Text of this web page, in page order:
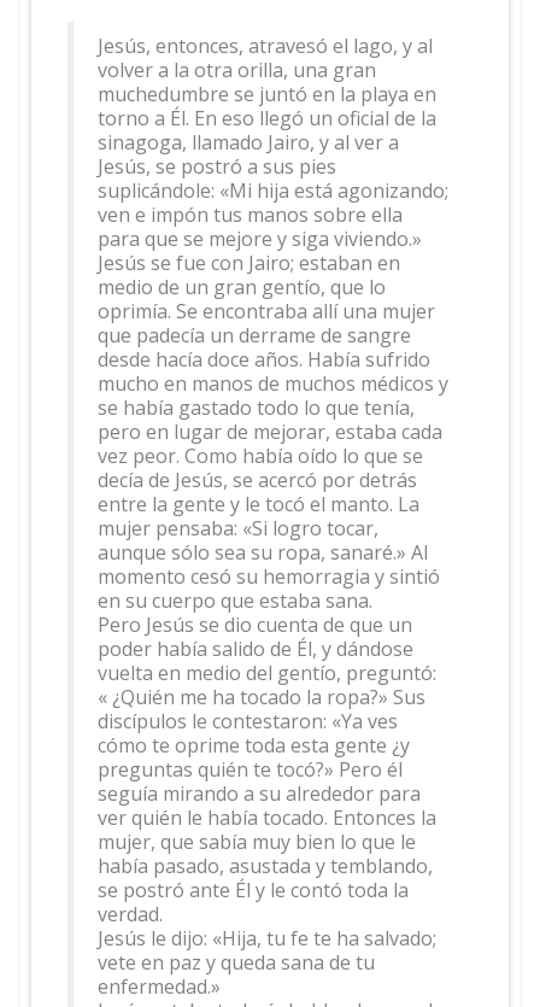
Jesús, entonces, atravesó el lago, y al
volver a la otra orilla, una gran
muchedumbre se juntó en la playa en
torno a Él. En eso llegó un oficial de la
sinagoga, llamado Jairo, y al ver a
Jesús, se postró a sus pies
suplicándole: «Mi hija está agonizando;
ven e impón tus manos sobre ella
para que se mejore y siga viviendo.»
Jesús se fue con Jairo; estaban en
medio de un gran gentío, que lo
oprimía. Se encontraba allí una mujer
que padecía un derrame de sangre
desde hacía doce años. Había sufrido
mucho en manos de muchos médicos y
se había gastado todo lo que tenía,
pero en lugar de mejorar, estaba cada
vez peor. Como había oído lo que se
decía de Jesús, se acercó por detrás
entre la gente y le tocó el manto. La
mujer pensaba: «Si logro tocar,
aunque sólo sea su ropa, sanaré.» Al
momento cesó su hemorragia y sintió
en su cuerpo que estaba sana.
Pero Jesús se dio cuenta de que un
poder había salido de Él, y dándose
vuelta en medio del gentío, preguntó:
« ¿Quién me ha tocado la ropa?» Sus
discípulos le contestaron: «Ya ves
cómo te oprime toda esta gente ¿y
preguntas quién te tocó?» Pero él
seguía mirando a su alrededor para
ver quién le había tocado. Entonces la
mujer, que sabía muy bien lo que le
había pasado, asustada y temblando,
se postró ante Él y le contó toda la
verdad.
Jesús le dijo: «Hija, tu fe te ha salvado;
vete en paz y queda sana de tu
enfermedad.»